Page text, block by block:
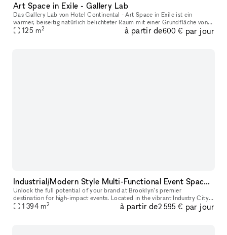
Art Space in Exile - Gallery Lab
Das Gallery Lab von Hotel Continental - Art Space in Exile ist ein
warmer, beiseitig natürlich belichteter Raum mit einer Grundfläche von
125qm und einer Deckenhöhe von 3.50 Metern. Gelegen in einer
125 m2 à partir de600 € par jour
Industrial/Modern Style Multi-Functional Event Space & Content Studio in the Heart of Brooklyn
Unlock the full potential of your brand at Brooklyn’s premier
destination for high-impact events. Located in the vibrant Industry City,
our 15,000 sq. ft. Content Hub offers an unparalleled environme
1 394 m2 à partir de2 595 € par jour